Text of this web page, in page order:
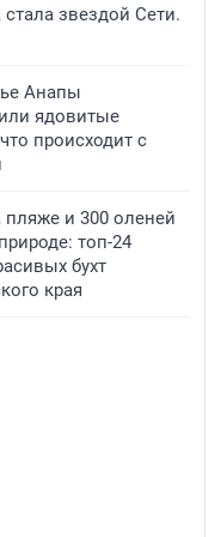
звездой Сети.
Анапы
ядовитые
происходит с
пляже и 300 оленей
топ-24
бухт
края